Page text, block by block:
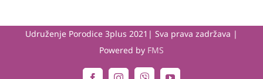
Udruženje Porodice 3plus 2021| Sva prava zadržava |
Powered by FMS